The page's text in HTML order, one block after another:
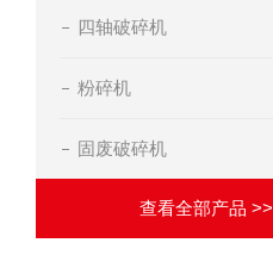
四轴破碎机
粉碎机
固废破碎机
查看全部产品 >>